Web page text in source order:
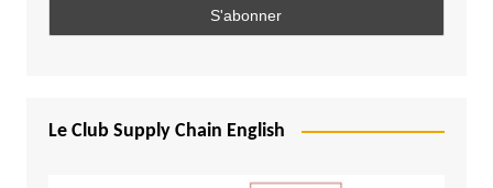
Le Club Supply Chain English